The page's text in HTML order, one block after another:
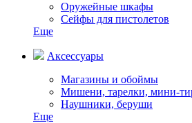
Оружейные шкафы
Сейфы для пистолетов
Еще
Аксессуары
Магазины и обоймы
Мишени, тарелки, мини-
Наушники, беруши
Еще